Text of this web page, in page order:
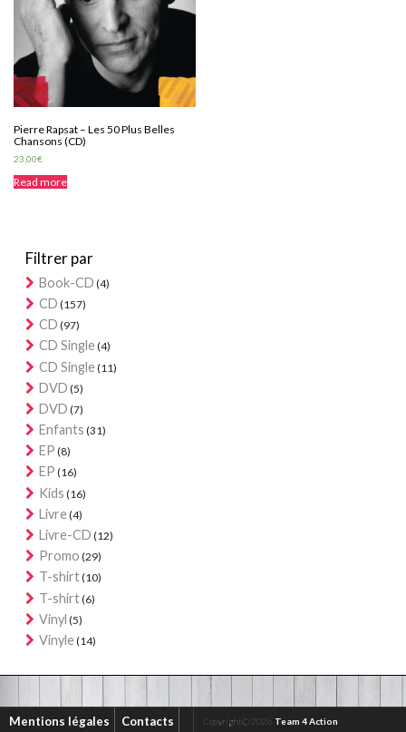
Pierre Rapsat – Les 50 Plus Belles
Chansons (CD)
23,00€
Read more
Filtrer par
Book-CD (4)
CD (157)
CD (97)
CD Single(4)
CD Single(11)
DVD (5)
DVD (7)
Enfants (31)
EP (8)
EP (16)
Kids (16)
Livre(4)
Livre-CD (12)
Promo (29)
T-shirt(10)
T-shirt(6)
Vinyl (5)
Vinyle(14)
Mentions légales Contacts Copyright© 2026 Team 4 Action